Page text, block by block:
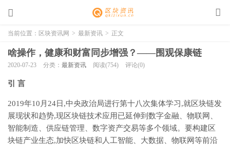
当前位置： 区块资讯网 > 最新资讯 > 正文
啥操作，健康和财富同步增强？——围观保康链
2020-07-23 分类： 最新资讯 阅读(754) 评论(0)
引 言
2019年10月24日,中央政治局进行第十八次集体学习,就区块链发
展现状和趋势,现区块链技术应用已延伸到数字金融、物联网、
智能制造、供应链管理、数字资产交易等多个领域。要构建区
块链产业生态,加快区块链和人工智能、大数据、物联网等前沿